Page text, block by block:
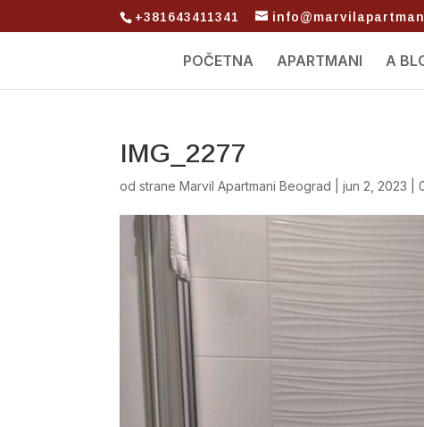
+381643411341
POČETNA APARTMANI A
IMG_2277
od straneMarvil Apartmani Beograd |jun 2, 2023 |